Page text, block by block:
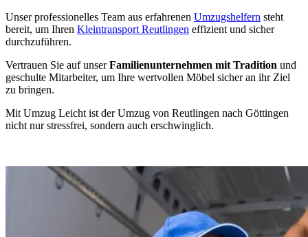
Unser professionelles Team aus erfahrenen Umzugshelfern steht
bereit, um Ihren Kleintransport Reutlingen effizient und sicher
durchzuführen.
Vertrauen Sie auf unserFamilienunternehmen mit Tradition und
geschulte Mitarbeiter, um Ihre wertvollen Möbel sicher an ihr Ziel
zu bringen.
Mit Umzug Leicht ist der Umzug von Reutlingen nach Göttingen
nicht nur stressfrei, sondern auch erschwinglich.